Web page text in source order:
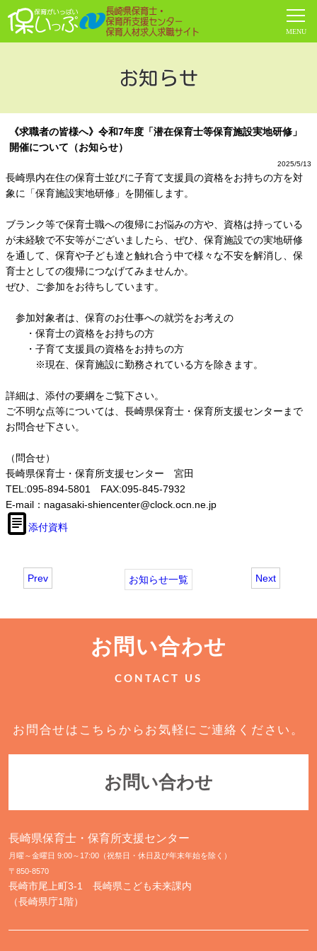
お知らせ
《求職者の皆様へ》令和7年度「潜在保育士等保育施設実地研修」
開催について（お知らせ）
2025/5/13
長崎県内在住の保育士並びに子育て支援員の資格をお持ちの方を対
象に「保育施設実地研修」を開催します。
ブランク等で保育士職への復帰にお悩みの方や、資格は持っている
が未経験で不安等がございましたら、ぜひ、保育施設での実地研修
を通して、保育や子ども達と触れ合う中で様々な不安を解消し、保
育士としての復帰につなげてみませんか。
ぜひ、ご参加をお待ちしています。
参加対象者は、保育のお仕事への就労をお考えの
・保育士の資格をお持ちの方
・子育て支援員の資格をお持ちの方
※現在、保育施設に勤務されている方を除きます。
詳細は、添付の要綱をご覧下さい。
ご不明な点等については、長崎県保育士・保育所支援センターまで
お問合せ下さい。
（問合せ）
長崎県保育士・保育所支援センター 宮田
TEL:095-894-5801 FAX:095-845-7932
E-mail：nagasaki-shiencenter@clock.ocn.ne.jp
添付資料
Prev Next
お知らせ一覧
お問い合わせ
CONTACT US
お問合せはこちらからお気軽にご連絡ください。
お問い合わせ
長崎県保育士・保育所支援センター
月曜～金曜日 9:00～17:00（祝祭日・休日及び年末年始を除く）
〒850-8570
長崎市尾上町3-1 長崎県こども未来課内
（長崎県庁1階）